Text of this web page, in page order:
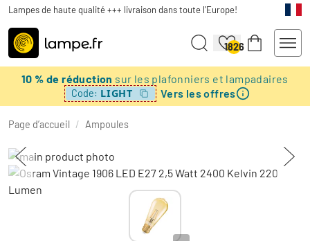
Lampes de haute qualité +++ livraison dans toute l'Europe!
1826
10 % de réduction sur les plafonniers et lampadaires
Code: LIGHT Vers les offres
Page d’accueil / Ampoules